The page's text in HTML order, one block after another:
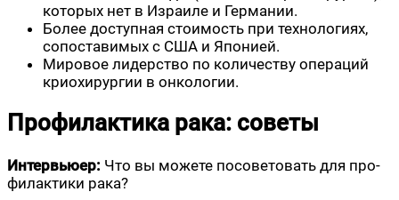
кото­рых нет в Изра­и­ле и Германии.
Более доступ­ная сто­и­мость при тех­но­ло­ги­ях,
сопо­ста­ви­мых с США и Японией.
Миро­вое лидер­ство по коли­че­ству опе­ра­ций
крио­хи­рур­гии в онкологии.
Профилактика рака: советы
Интер­вью­ер: Что вы може­те посо­ве­то­вать для про­
фи­лак­ти­ки рака?